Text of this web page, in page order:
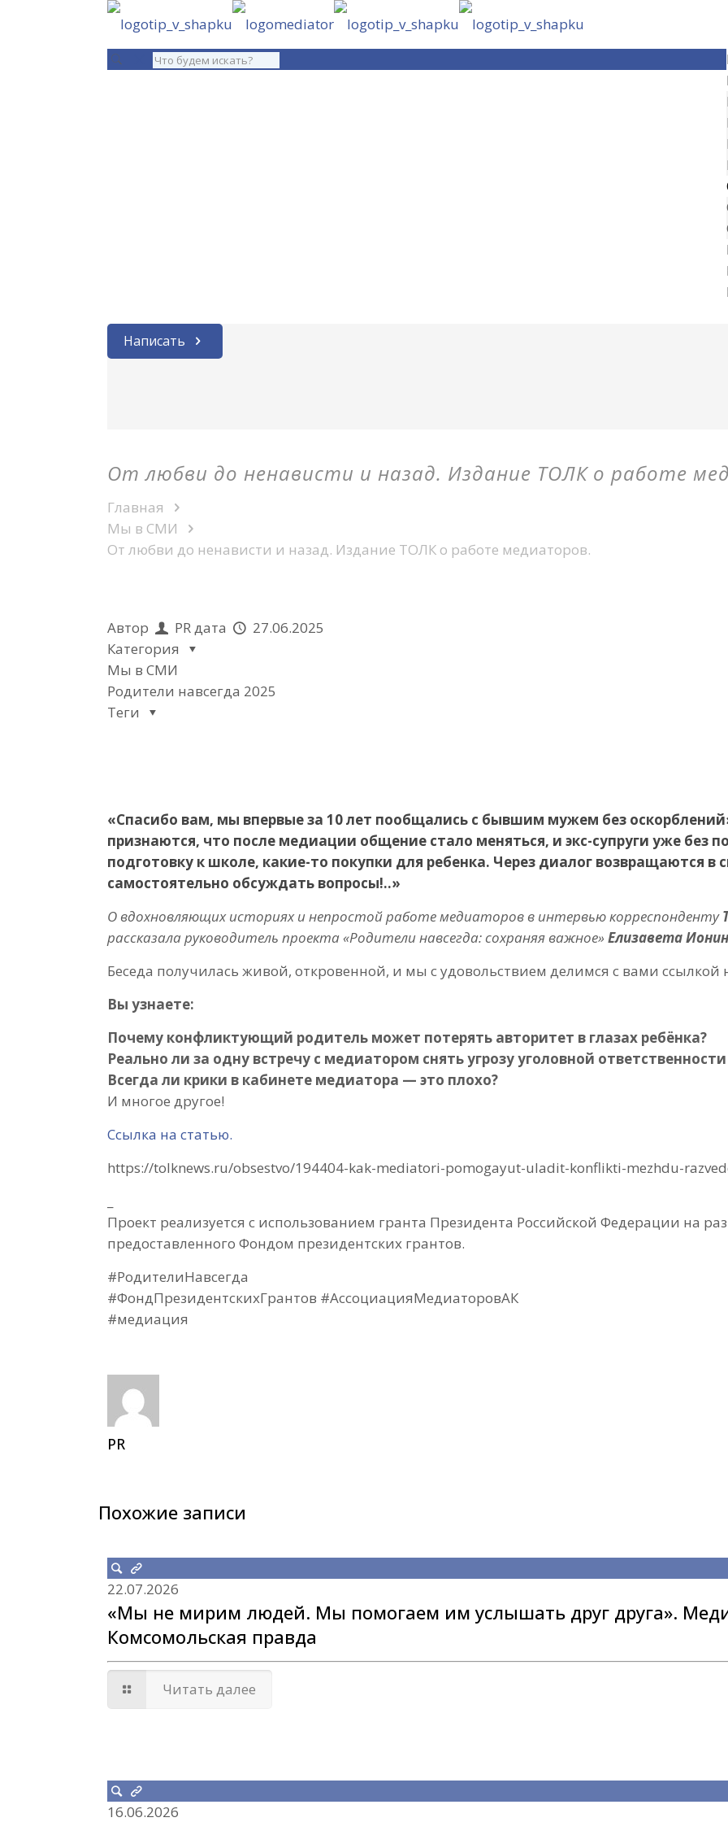
Написать
От любви до ненависти и назад. Издание ТОЛК о работе
Главная
Мы в СМИ
От любви до ненависти и назад. Издание ТОЛК о работе медиаторов.
Автор PRдата
27.06.2025
Категория
Мы в СМИ
Родители навсегда 2025
Теги
«Спасибо вам, мы впервые за 10 лет пообщались с бывшим мужем без
признаются, что после медиации общение стало меняться, и экс-супруги уже
подготовку к школе, какие-то покупки для ребенка. Через диалог возвращаются в
самостоятельно обсуждать вопросы!..»
О вдохновляющих историях и непростой работе медиаторов в интервью корреспонденту
рассказала руководитель проекта «Родители навсегда: сохраняя важное»Елизавета
Беседа получилась живой, откровенной, и мы с удовольствием делимся с вами ссылкой
Вы узнаете:
Почему конфликтующий родитель может потерять авторитет в глазах ребёнка?
Реально ли за одну встречу с медиатором снять угрозу уголовной
Всегда ли крики в кабинете медиатора — это плохо?
И многое другое!
Ссылка на статью.
https://tolknews.ru/obsestvo/194404-kak-mediatori-pomogayut-uladit-konflikti-mezhdu-
Проект реализуется с использованием гранта Президента Российской Федерации на
предоставленного Фондом президентских грантов.
#РодителиНавсегда
#ФондПрезидентскихГрантов #АссоциацияМедиаторовАК
#медиация
PR
Похожие записи
22.07.2026
«Мы не мирим людей. Мы помогаем им услышать друг друга».
Комсомольская правда
Читать далее
16.06.2026